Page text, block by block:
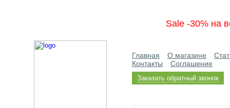
Sale -30% на
Главная О магазине
Контакты
Соглашение
Заказать обратный звонок